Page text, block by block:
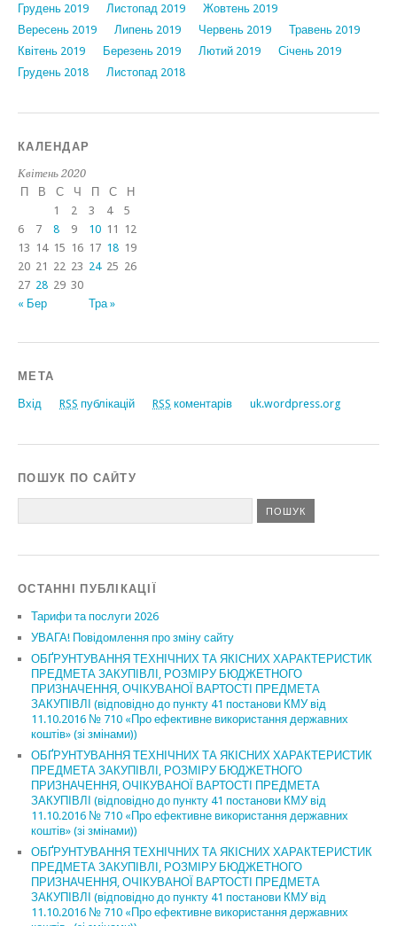
Грудень 2019
Листопад 2019
Жовтень 2019
Вересень 2019
Липень 2019 Червень 2019
Травень 2019
Квітень 2019
Березень 2019 Лютий 2019
Січень 2019
Грудень 2018
Листопад 2018
КАЛЕНДАР
Квітень 2020
П
В С Ч П С Н
« Бер Тра »
1 2 3 4
5
6
7 8 9 10 11
12
13 14 15 16 17 18 19
20 21 22 23 24 25 26
27 28 29 30
МЕТА
Вхід RSS публікацій RSS коментарів uk.wordpress.org
ПОШУК ПО САЙТУ
ОСТАННІ ПУБЛІКАЦІЇ
Тарифи та послуги 2026
УВАГА! Повідомлення про зміну сайту
ОБҐРУНТУВАННЯ ТЕХНІЧНИХ ТА ЯКІСНИХ ХАРАКТЕРИСТИК
ПРЕДМЕТА ЗАКУПІВЛІ, РОЗМІРУ БЮДЖЕТНОГО
ПРИЗНАЧЕННЯ, ОЧІКУВАНОЇ ВАРТОСТІ ПРЕДМЕТА
ЗАКУПІВЛІ (відповідно до пункту 41 постанови КМУ від
11.10.2016 № 710 «Про ефективне використання державних
коштів» (зі змінами))
ОБҐРУНТУВАННЯ ТЕХНІЧНИХ ТА ЯКІСНИХ ХАРАКТЕРИСТИК
ПРЕДМЕТА ЗАКУПІВЛІ, РОЗМІРУ БЮДЖЕТНОГО
ПРИЗНАЧЕННЯ, ОЧІКУВАНОЇ ВАРТОСТІ ПРЕДМЕТА
ЗАКУПІВЛІ (відповідно до пункту 41 постанови КМУ від
11.10.2016 № 710 «Про ефективне використання державних
коштів» (зі змінами))
ОБҐРУНТУВАННЯ ТЕХНІЧНИХ ТА ЯКІСНИХ ХАРАКТЕРИСТИК
ПРЕДМЕТА ЗАКУПІВЛІ, РОЗМІРУ БЮДЖЕТНОГО
ПРИЗНАЧЕННЯ, ОЧІКУВАНОЇ ВАРТОСТІ ПРЕДМЕТА
ЗАКУПІВЛІ (відповідно до пункту 41 постанови КМУ від
11.10.2016 № 710 «Про ефективне використання державних